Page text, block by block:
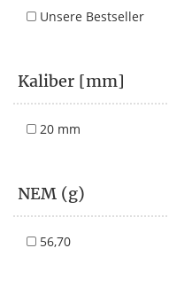
Unsere Bestseller
Kaliber [mm]
20 mm
NEM (g)
56,70